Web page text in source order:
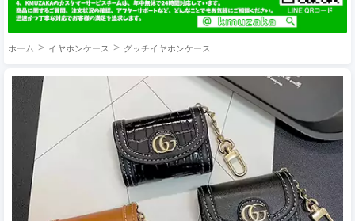
ホーム イヤホンケース グッチイヤホンケース